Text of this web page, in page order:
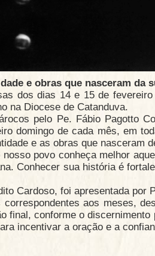
e obras que nasceram da
dos dias 14 e 15 de
na Diocese de Catanduva.
pelo Pe. Fábio Pagotto
domingo de cada mês, em
e as obras que nasceram
povo conheça melhor
Conhecer sua história é
Cardoso, foi apresentada por
aos meses,
final, conforme o
incentivar a oração e a